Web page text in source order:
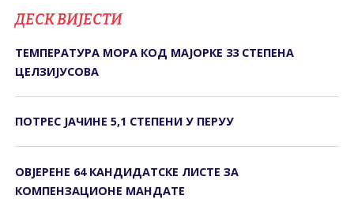
ДЕСК ВИЈЕСТИ
ТЕМПЕРАТУРА МОРА КОД МАЈОРКЕ 33 СТЕПЕНА
ЦЕЛЗИЈУСОВА
ПОТРЕС ЈАЧИНЕ 5,1 СТЕПЕНИ У ПЕРУУ
ОВЈЕРЕНЕ 64 КАНДИДАТСКЕ ЛИСТЕ ЗА
КОМПЕНЗАЦИОНЕ МАНДАТЕ